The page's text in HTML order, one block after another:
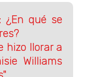
¿En qué se
hizo llorar a
Williams